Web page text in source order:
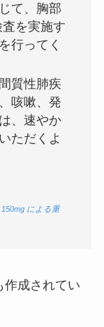
て、胸部
を実施す
行ってく
質性肺疾
咳嗽、発
、速やか
ただくよ
による重
作成されてい